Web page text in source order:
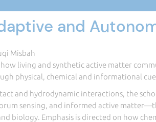
and
Misbah
how living and synthetic active matter
physical, chemical and informational
and hydrodynamic interactions, the
sensing, and informed active
biology. Emphasis is directed on how